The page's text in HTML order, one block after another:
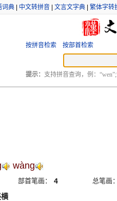
词典 中文转拼音 文言文字典 繁体字转
按拼音检索 按部首检索
提示： 支持拼音查询，例：
wàng
部首笔画： 4
总笔画